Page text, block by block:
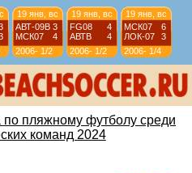
19 янв, вс
АВТ-09B 3
МСК07
4
2006-
07
1/2
19 янв, вс
FG08
4
АВТВ
4
2006-
07
1/2
19 янв, вс
МСК07
6
ЛОК-07
3
2006-
07
1/4
6
12 янв, вс
ИСКР-07 5
СШЛ08R 3
07
12 янв, вс
ИС-08
1
МСК08
4
07
по пляжному футболу среди
команд 2024